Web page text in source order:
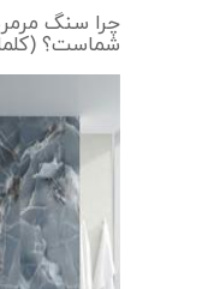
چرا سنگ
شماست؟